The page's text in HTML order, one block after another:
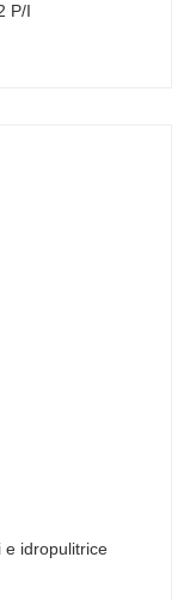
P/I
e idropulitrice